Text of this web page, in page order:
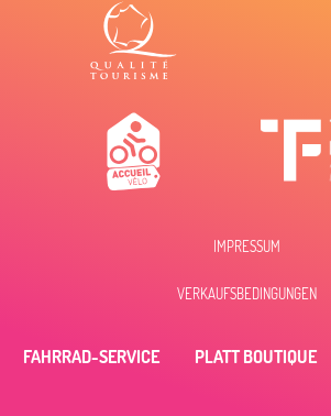
IMPRESSUM
VERKAUFSBEDINGUNGEN
FAHRRAD-SERVICE PLATT BOUTIQUE